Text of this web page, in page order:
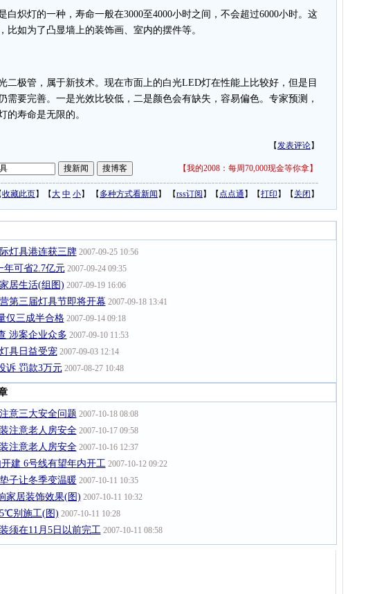
炽灯的一种，寿命一般在3000至4000小时之间，不会超过6000小时。这
比如为了凸显墙上的装饰画、室内的摆件等。
极管，属于新技术。现在市面上的白光LED灯在性能上比较好，但是目
需要完善。一是光效比较低，二是颜色会有缺失，容易偏色。专家预测，
的寿命是无限的。
【发表评论】
【我的2008：每周70,000现金等你拿】
收藏此页】【大 中 小】 【 多种方式看新闻 】 【rss订阅 】【 点点通 】【打印 】【 关闭 】
灯具港连获三牌2007-09-25 10:56
年可省2.7亿元2007-09-24 09:35
居生活(组图) 2007-09-19 16:06
第三届灯具节即将开幕 2007-09-18 13:41
仅三成半合格2007-09-14 09:18
涉案企业众多 2007-09-10 11:53
具日益受宠2007-09-03 12:14
诉 罚款3万元2007-08-27 10:48
意三大安全问题 2007-10-18 08:08
注意老人房安全2007-10-17 09:58
注意老人房安全2007-10-16 12:37
建 6号线有望年内开工2007-10-12 09:22
子让冬季变温暖 2007-10-11 10:35
家居装饰效果(图) 2007-10-11 10:32
别施工(图) 2007-10-11 10:28
须在11月5日以前完工2007-10-11 08:58